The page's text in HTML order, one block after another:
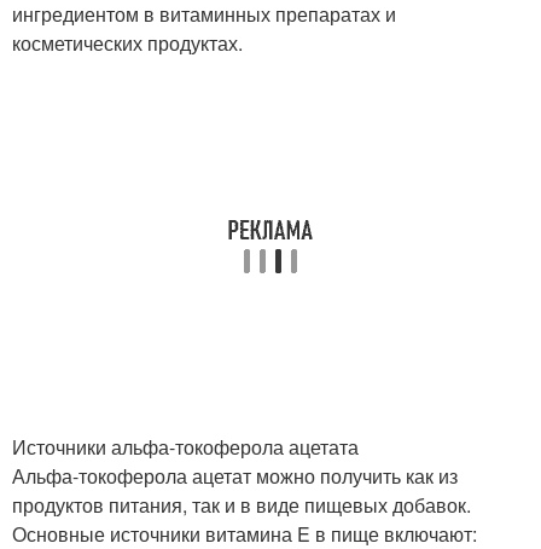
ингредиентом в витаминных препаратах и
косметических продуктах.
Источники альфа-токоферола ацетата
Альфа-токоферола ацетат можно получить как из
продуктов питания, так и в виде пищевых добавок.
Основные источники витамина E в пище включают: